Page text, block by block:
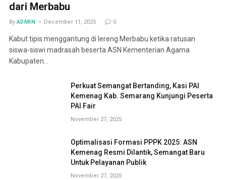
dari Merbabu
By ADMIN December 11, 2025 0
Kabut tipis menggantung di lereng Merbabu ketika ratusan
siswa-siswi madrasah beserta ASN Kementerian Agama
Kabupaten…
Perkuat Semangat Bertanding, Kasi PAI
Kemenag Kab. Semarang Kunjungi Peserta
PAI Fair
November 27, 2025
Optimalisasi Formasi PPPK 2025: ASN
Kemenag Resmi Dilantik, Semangat Baru
Untuk Pelayanan Publik
November 27, 2025